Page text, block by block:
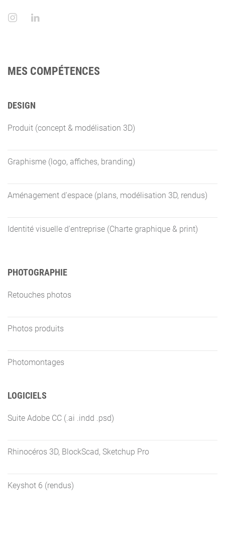
MES COMPÉTENCES
DESIGN
Produit (concept & modélisation 3D)
Graphisme (logo, affiches, branding)
Aménagement d'espace (plans, modélisation 3D, rendus)
Identité visuelle d'entreprise (Charte graphique & print)
PHOTOGRAPHIE
Retouches photos
Photos produits
Photomontages
LOGICIELS
Suite Adobe CC (.ai .indd .psd)
Rhinocéros 3D, BlockScad, Sketchup Pro
Keyshot 6 (rendus)